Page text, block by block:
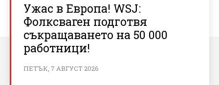
Ужас в Европа! WSJ:
Фолксваген подготвя
съкращаването на 50 000
работници!
ПЕТЪК, 7 АВГУСТ 2026